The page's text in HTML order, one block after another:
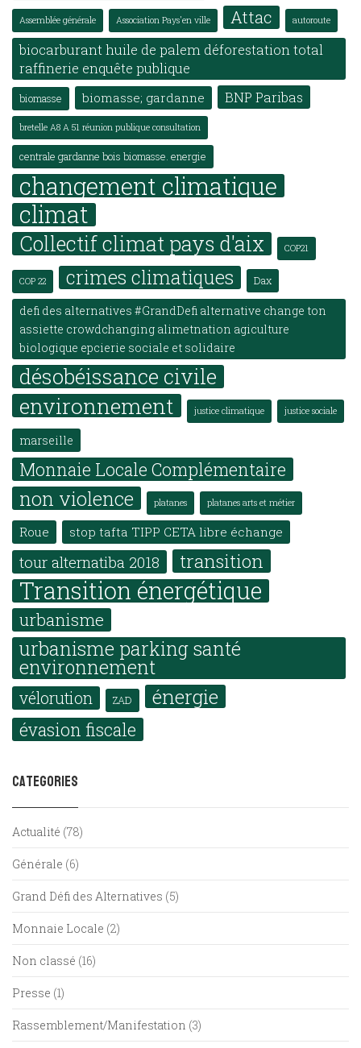
Assemblée générale Association Pays'en ville Attac autoroute
biocarburant huile de palem déforestation total
raffinerie enquête publique
biomasse biomasse; gardanne BNP Paribas
bretelle A8 A 51 réunion publique consultation
centrale gardanne bois biomasse. energie
changement climatique
climat
Collectif climat pays d'aix COP21
COP 22 crimes climatiques Dax
defi des alternatives #GrandDefi alternative change ton
assiette crowdchanging alimetnation agiculture
biologique epcierie sociale et solidaire
désobéissance civile
environnement justice climatique justice sociale
marseille
Monnaie Locale Complémentaire
non violence platanes platanes arts et métier
Roue stop tafta TIPP CETA libre échange
tour alternatiba 2018 transition
Transition énergétique
urbanisme
urbanisme parking santé
environnement
vélorution ZAD énergie
évasion fiscale
Categories
Actualité (78)
Générale (6)
Grand Défi des Alternatives (5)
Monnaie Locale (2)
Non classé (16)
Presse (1)
Rassemblement/Manifestation (3)